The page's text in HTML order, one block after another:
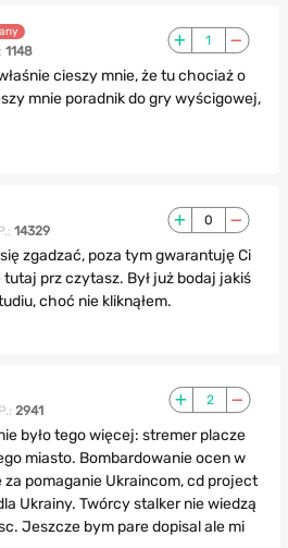
1148
1
cieszy mnie, że tu chociaż o
mnie poradnik do gry wyścigowej,
14329
0
zgadzać, poza tym gwarantuję Ci
prz czytasz. Był już bodaj jakiś
choć nie kliknąłem.
2941
2
było tego więcej: stremer placze
miasto. Bombardowanie ocen w
za pomaganie Ukraincom, cd project
Ukrainy. Twórcy stalker nie wiedzą
Jeszcze bym pare dopisal ale mi